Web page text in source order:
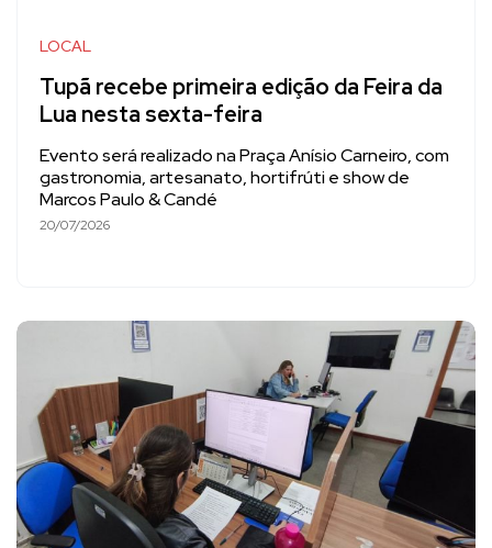
LOCAL
Tupã recebe primeira edição da Feira da
Lua nesta sexta-feira
Evento será realizado na Praça Anísio Carneiro, com
gastronomia, artesanato, hortifrúti e show de
Marcos Paulo & Candé
20/07/2026